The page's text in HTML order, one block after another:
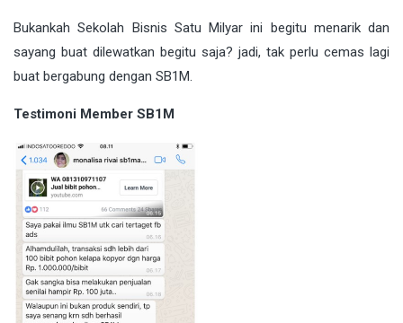
Bukankah Sekolah Bisnis Satu Milyar ini begitu menarik dan
sayang buat dilewatkan begitu saja? jadi, tak perlu cemas lagi
buat bergabung dengan SB1M.
Testimoni Member SB1M